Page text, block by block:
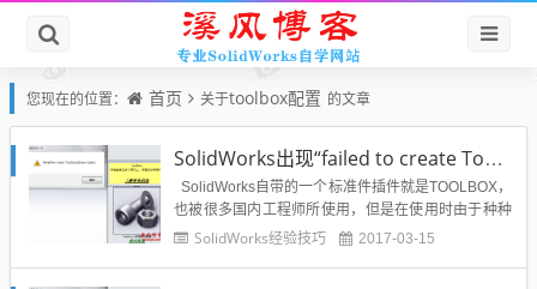
您现在的位置： 首页 关于toolbox配置 的文章
SolidWorks出现“failed to create Toolboxlibrary object”toolbox错误提示怎么办？
SolidWorks自带的一个标准件插件就是TOOLBOX，
也被很多国内工程师所使用，但是在使用时由于种种
原因造成SolidWorks异形孔或者是toolbox无法生成插
SolidWorks经验技巧 2017-03-15